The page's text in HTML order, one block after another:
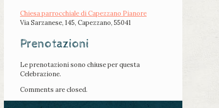
Chiesa parrocchiale di Capezzano Pianore
Via Sarzanese, 145, Capezzano, 55041
Prenotazioni
Le prenotazioni sono chiuse per questa
Celebrazione.
Comments are closed.